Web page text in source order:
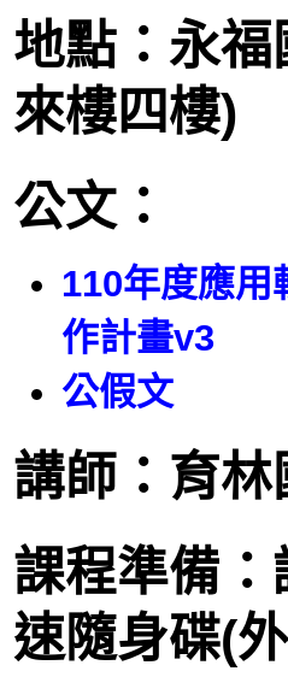
地點：永
來樓四樓)
公文：
110年度應用
作計畫v3
公假文
講師：育
課程準備
速隨身碟(